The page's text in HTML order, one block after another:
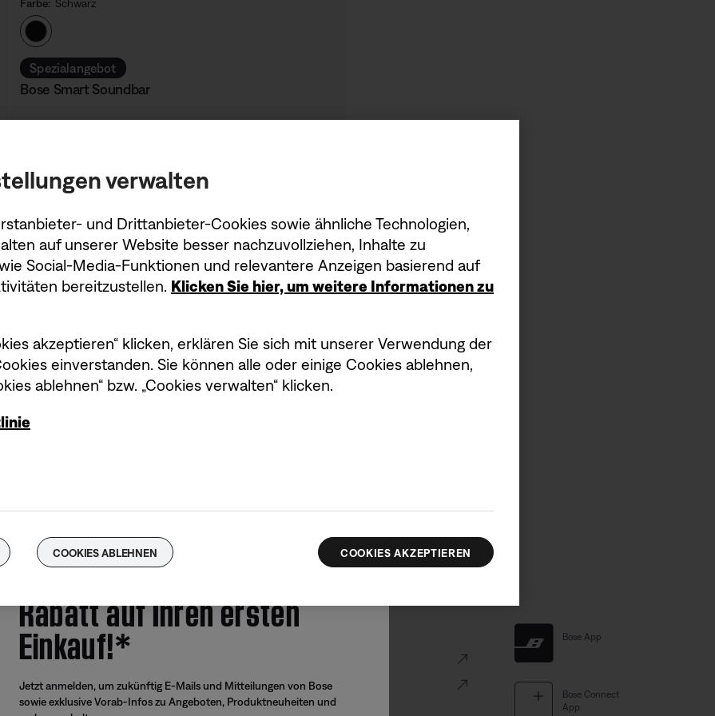
Farbe: Schwarz
Farbe auswählen
Spezialangebot
Bose Smart Soundbar
dazustehen hat seine Vorteile
Angebote
Corporate Gifting
Kaufportal für Partner und Mitarbeiter
Generalüberholte Produkte mit
Reseller Portal
Bose App
Bose Connect
App
×
Sichern Sie sich 10 %
Rabatt auf Ihren ersten
Einkauf!*
Jetzt anmelden, um zukünftig E-Mails und Mitteilungen von Bose
sowie exklusive Vorab-Infos zu Angeboten, Produktneuheiten und
verwalten
und Drittanbieter-Cookies sowie ähnliche Technologien,
auf unserer Website besser nachzuvollziehen, Inhalte zu
Social-Media-Funktionen und relevantere Anzeigen basierend auf
bereitzustellen. Klicken Sie hier, um weitere Informationen zu
akzeptieren“ klicken, erklären Sie sich mit unserer Verwendung der
einverstanden. Sie können alle oder einige Cookies ablehnen,
ablehnen“ bzw. „Cookies verwalten“ klicken.
COOKIES ABLEHNEN COOKIES AKZEPTIEREN